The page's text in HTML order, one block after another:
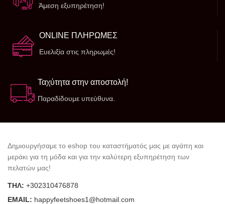
Άμεση εξυπηρέτηση!
ONLINE ΠΛΗΡΩΜΕΣ
Ευελιξία στις πληρωμές!
Ταχύτητα στην αποστολή!
Παραδίδουμε υπεύθυνα.
Δημιουργήσαμε το eshop του καταστήματός μας με αγάπη και
μεράκι για τη μόδα και για την καλύτερη εξυπηρέτηση των
πελατών μας!
ΤΗΛ: +302310476878
ΕΜΑΙL: happyfeetshoes1@hotmail.com